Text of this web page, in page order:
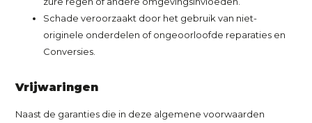
Schade veroorzaakt door het gebruik van niet-
originele onderdelen of ongeoorloofde reparaties en
Conversies.
Vrijwaringen
Naast de garanties die in deze algemene voorwaarden